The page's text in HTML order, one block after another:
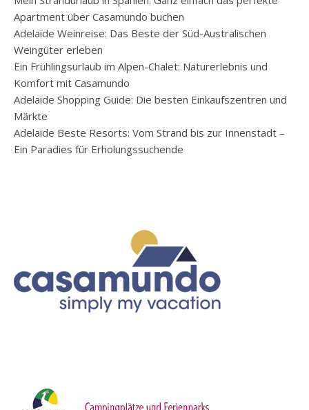
Apartment über Casamundo buchen
Adelaide Weinreise: Das Beste der Süd-Australischen
Weingüter erleben
Ein Frühlingsurlaub im Alpen-Chalet: Naturerlebnis und
Komfort mit Casamundo
Adelaide Shopping Guide: Die besten Einkaufszentren und
Märkte
Adelaide Beste Resorts: Vom Strand bis zur Innenstadt –
Ein Paradies für Erholungssuchende